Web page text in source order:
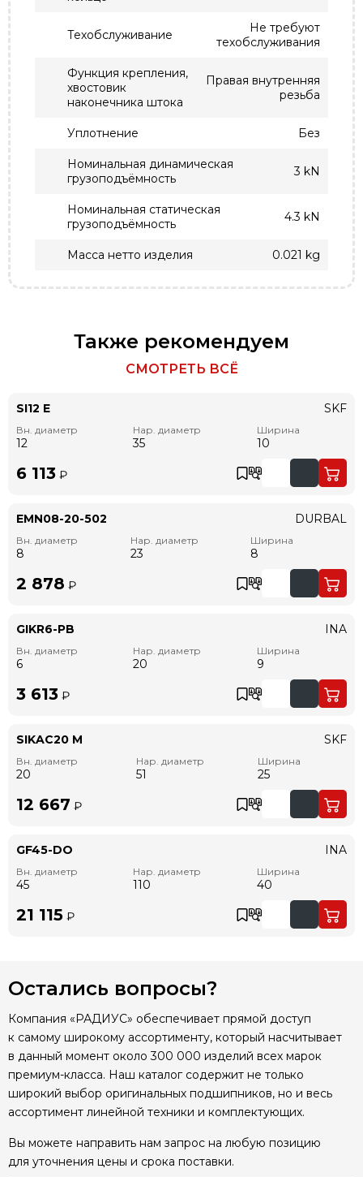
Техобслуживание
Не требуют
техобслуживания
Функция крепления,
хвостовик
наконечника штока
Правая внутренняя
резьба
Уплотнение Без
Номинальная динамическая
грузоподъёмность
3 kN
Номинальная статическая
грузоподъёмность
4.3 kN
Масса нетто изделия 0.021 kg
Также рекомендуем
СМОТРЕТЬ ВСЁ
SI12 E
Вн. диаметр
12
Нар. диаметр
35
Ширина
10
SKF
6 113 ₽
EMN08-20-502
Вн. диаметр
8
Нар. диаметр
23
Ширина
8
DURBAL
2 878 ₽
GIKR6-PB
Вн. диаметр
6
Нар. диаметр
20
Ширина
9
INA
3 613 ₽
SIKAC20 M
Вн. диаметр
20
Нар. диаметр
51
Ширина
25
SKF
12 667 ₽
GF45-DO
Вн. диаметр
45
Нар. диаметр
110
Ширина
40
INA
21 115 ₽
Остались вопросы?
Компания «РАДИУС» обеспечивает прямой доступ
к самому широкому ассортименту, который насчитывает
в данный момент около 300 000 изделий всех марок
премиум-класса. Наш каталог содержит не только
широкий выбор оригинальных подшипников, но и весь
ассортимент линейной техники и комплектующих.
Вы можете направить нам запрос на любую позицию
для уточнения цены и срока поставки.